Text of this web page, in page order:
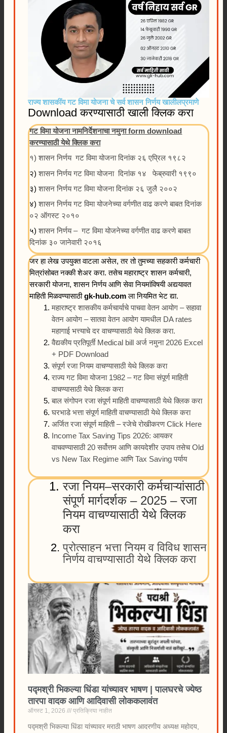
राज्य शासकींय गट विमा योजना चे सर्व शासन निर्णय खालीलप्रमाणे
Download करण्यासाठी खाली क्लिक करा
गट विमा योजना नामनिर्देशनाचा नमुना form download
करण्यासाठी येथे क्लिक करा
१) शासन निर्णय गट विमा योजना दिनांक २६ एप्रिल १९८२
२) शासन निर्णय गट विमा योजना दिनांक १४ फेब्रुवारी १९९०
३)शासन निर्णय गट विमा योजना दिनांक २६ जुलै २००२
४)शासन निर्णय गट विमा योजनेच्या वर्गणीत वाढ करणे बाबत दिनांक
०२ ऑगस्ट २०१०
५)शासन निर्णय – गट विमा योजनेच्या वर्गणीत वाढ करणे बाबत
दिनांक ३० जानेवारी २०१६
जर हा लेख उपयुक्त वाटला असेल, तर तो तुमच्या सहकारी कर्मचारी
मित्रांसोबत नक्की शेअर करा. तसेच महाराष्ट्र शासन कर्मचारी,
सरकारी योजना, शासन निर्णय आणि सेवा नियमांविषयी अद्ययावत
माहिती मिळवण्यासाठीgk-hub.comला नियमित भेट द्या.
महाराष्ट्र शासकीय कर्मचार्याचे पाचवा वेतन आयोग – सहावा
वेतन आयोग – सातवा वेतन आयोग यामधील DA rates
महागाई भत्त्याचे दर वाचण्यासाठी येथे क्लिक करा.
वैद्यकीय प्रतिपूर्ती Medical bill अर्ज नमुना 2026 Excel
+ PDF Download
संपूर्ण रजा नियम वाचण्यासाठी येथे क्लिक करा
राज्य गट विमा योजना 1982 – गट विमा संपूर्ण माहिती
वाचण्यासाठी येथे क्लिक करा
बाल संगोपन रजा संपूर्ण माहिती वाचण्यासाठी येथे क्लिक करा
घरभाडे भत्ता संपूर्ण माहिती वाचण्यासाठी येथे क्लिक करा
अर्जित रजा संपूर्ण माहिती – रजेचे रोखीकरण Click Here
Income Tax Saving Tips 2026: आयकर
वाचवण्यासाठी 20 सर्वोत्तम आणि कायदेशीर उपाय तसेच Old
vs New Tax Regime आणि Tax Saving पर्याय
रजा नियम–सरकारी कर्मचाऱ्यांसाठी
संपूर्ण मार्गदर्शक – 2025 – रजा
नियम वाचण्यासाठी येथे क्लिक
करा
प्रोत्साहन भत्ता नियम व विविध शासन
निर्णय वाचण्यासाठी येथे क्लिक करा
पद्मश्री भिकल्या धिंडा यांच्यावर भाषण | पालघरचे ज्येष्ठ
तारपा वादक आणि आदिवासी लोककलावंत
ऑगस्ट 1, 2026 प्रतिक्रिया नाहीत
पद्मश्री भिकल्या धिंडा यांच्यावर मराठी भाषण आदरणीय अध्यक्ष महोदय,